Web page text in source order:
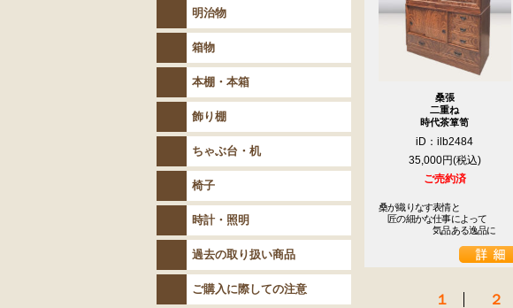
桑張
二重ね
時代茶箪笥
iD：ilb2484
35,000円
ご売約済
桑が織りなす表情と
匠の細かな仕事によって
気品ある逸品に
１ ２
明治物
箱物
本棚・本箱
飾り棚
ちゃぶ台・机
椅子
時計・照明
過去の取り扱い商品
ご購入に際しての注意